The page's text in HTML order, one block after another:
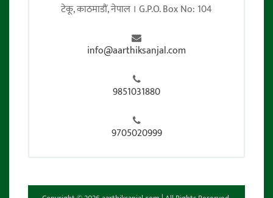
टेकू, काठमाडाैं, नेपाल । G.P.O. Box No: 104
info@aarthiksanjal.com
9851031880
9705020999